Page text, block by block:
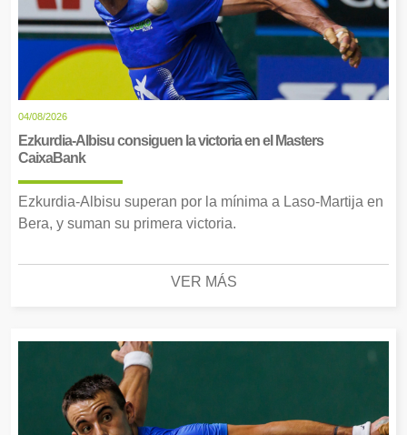
04/08/2026
Ezkurdia-Albisu consiguen la victoria en el Masters
CaixaBank
Ezkurdia-Albisu superan por la mínima a Laso-Martija en
Bera, y suman su primera victoria.
VER MÁS